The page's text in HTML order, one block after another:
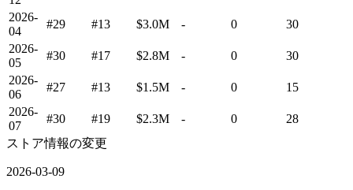
2026-
04
#29 #13 $3.0M - 0
30
2026-
05
#30 #17 $2.8M - 0
30
2026-
06
#27 #13 $1.5M - 0
15
2026-
07
#30 #19 $2.3M - 0
28
ストア情報の変更
2026-03-09